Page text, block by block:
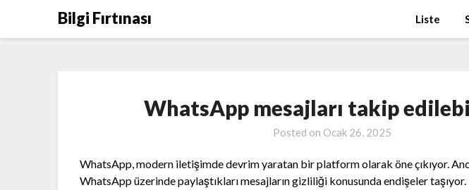
Bilgi Fırtınası Liste
WhatsApp mesajları takip
Posted on Ocak 26, 2025
WhatsApp, modern iletişimde devrim yaratan bir platform olarak öne çıkıyor.
WhatsApp üzerinde paylaştıkları mesajların gizliliği konusunda endişeler